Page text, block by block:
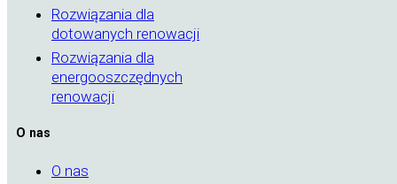
Rozwiązania dla
dotowanych renowacji
Rozwiązania dla
energooszczędnych
renowacji
O nas
O nas